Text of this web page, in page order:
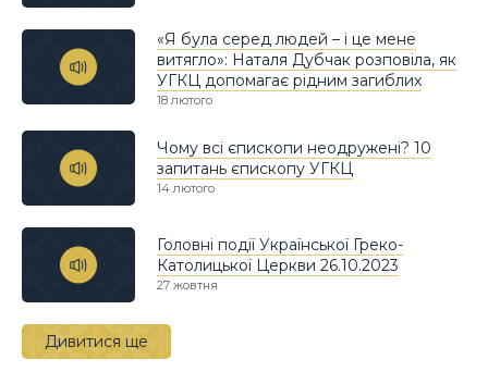
«Я була серед людей – і це мене
витягло»: Наталя Дубчак розповіла, як
УГКЦ допомагає рідним загиблих
18 лютого
Чому всі єпископи неодружені? 10
запитань єпископу УГКЦ
14 лютого
Головні події Української Греко-
Католицької Церкви 26.10.2023
27 жовтня
Дивитися ще